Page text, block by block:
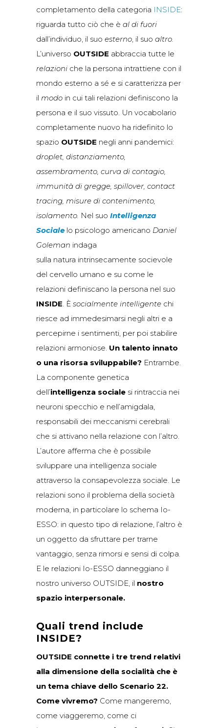
completamento della categoria INSIDE:
riguarda tutto ciò che è al di fuori
dall’individuo, il suo esterno , il suo altro.
L’universo OUTSIDE abbraccia tutte le
relazioni che la persona intrattiene con il
mondo esterno a sé e si caratterizza per
il modo in cui tali relazioni definiscono la
persona e il suo vissuto. Un vocabolario
completamente nuovo ha ridefinito lo
spazio OUTSIDE negli anni pandemici:
droplet, distanziamento,
assembramento, curva di contagio,
immunità di gregge, spillover, contact
tracing, misure di contenimento,
isolamento. Nel suo Intelligenza
Sociale lo psicologo americano Daniel
Goleman indaga
sulla natura intrinsecamente socievole
del cervello umano e su come le
relazioni definiscano la persona nel suo
INSIDE . È socialmente intelligente chi
riesce ad immedesimarsi negli altri e a
percepirne i sentimenti, per poi stabilire
relazioni armoniose. Un talento innato
o una risorsa sviluppabile? Entrambe.
La componente genetica
dell’intelligenza sociale si rintraccia nei
neuroni specchio e nell’amigdala,
responsabili dei meccanismi cerebrali
che si attivano nella relazione con l’altro.
L’autore afferma che è possibile
sviluppare una intelligenza sociale
attraverso la consapevolezza sociale. Le
relazioni sono il problema della società
moderna, in particolare lo schema Io-
ESSO: in questo tipo di relazione, l’altro è
un oggetto da sfruttare per trarne
vantaggio, senza rimorsi e sensi di colpa.
E le relazioni Io-ESSO danneggiano il
nostro universo OUTSIDE, il nostro
spazio interpersonale.
Quali trend include
INSIDE?
OUTSIDE connette i tre trend relativi
alla dimensione della socialità che è
un tema chiave dello Scenario 22.
Come vivremo? Come mangeremo,
come viaggeremo, come ci